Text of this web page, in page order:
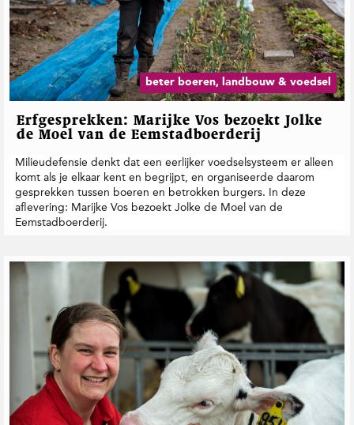
beter boeren, landbouw & voedsel
Erfgesprekken: Marijke Vos bezoekt Jolke
de Moel van de Eemstadboerderij
Milieudefensie denkt dat een eerlijker voedselsysteem er alleen
komt als je elkaar kent en begrijpt, en organiseerde daarom
gesprekken tussen boeren en betrokken burgers. In deze
aflevering: Marijke Vos bezoekt Jolke de Moel van de
Eemstadboerderij.